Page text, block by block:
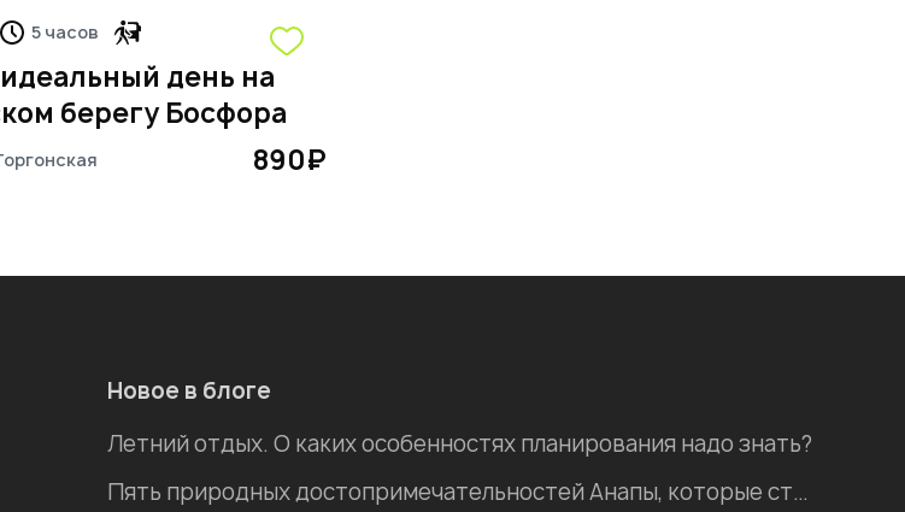
5 часов
день на
берегу Босфора
890₽
Новое в блоге
Летний отдых. О каких особенностях планирования надо знать?
Пять природных достопримечательностей Анапы, которые стоит посетить